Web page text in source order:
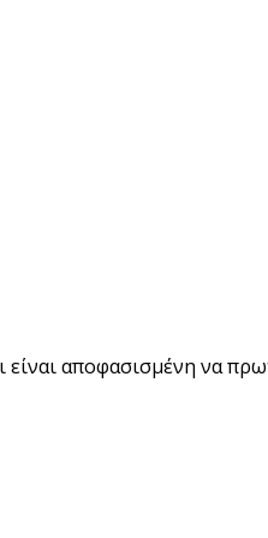
είναι αποφασισμένη να